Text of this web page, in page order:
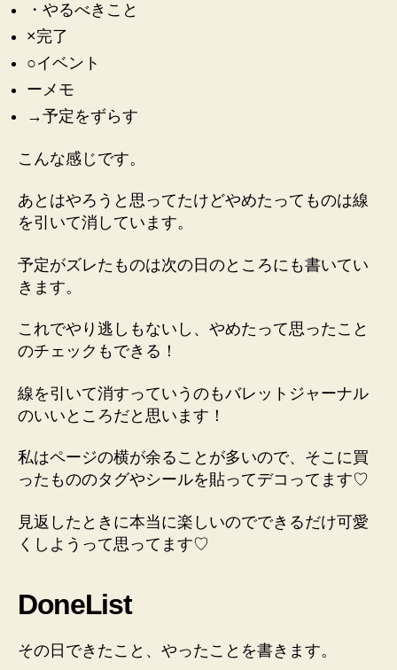
・やるべきこと
×完了
○イベント
ーメモ
→予定をずらす
こんな感じです。
あとはやろうと思ってたけどやめたってものは線
を引いて消しています。
予定がズレたものは次の日のところにも書いてい
きます。
これでやり逃しもないし、やめたって思ったこと
のチェックもできる！
線を引いて消すっていうのもバレットジャーナル
のいいところだと思います！
私はページの横が余ることが多いので、そこに買
ったもののタグやシールを貼ってデコってます♡
見返したときに本当に楽しいのでできるだけ可愛
くしようって思ってます♡
DoneList
その日できたこと、やったこと を書きます。